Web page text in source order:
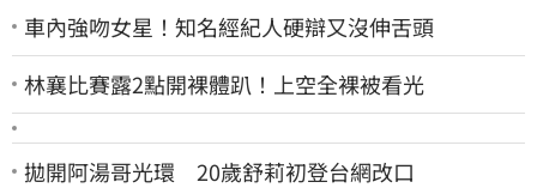
車內強吻女星！知名經紀人硬辯又沒伸舌頭
林襄比賽露2點開裸體趴！上空全裸被看光
拋開阿湯哥光環 20歲舒莉初登台網改口